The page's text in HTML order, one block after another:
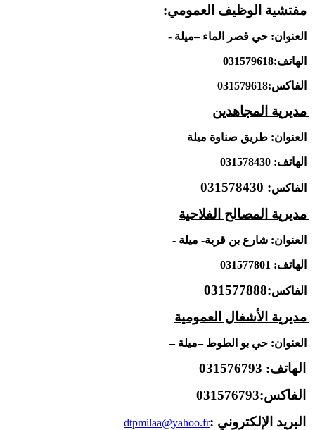
مفتشية الوظيف العمومي:
العنوان: حي قصر الماء –ميلة -
الهاتف:031579618
الفاكس:031579618
مديرية المجاهدين
العنوان: طريق صناوة ميلة
الهاتف: 031578430
الفاكس: 031578430
مديرية المصالح الفلاحية
العنوان: شارع بن قربة- ميلة -
الهاتف: 031577801
الفاكس:031577888
مديرية الأشغال العمومية
العنوان: حي بو الطوط –ميلة –
الهاتف: 031576793
الفاكس:031576793
البريد الإلكتروني :dtpmilaa@yahoo.fr